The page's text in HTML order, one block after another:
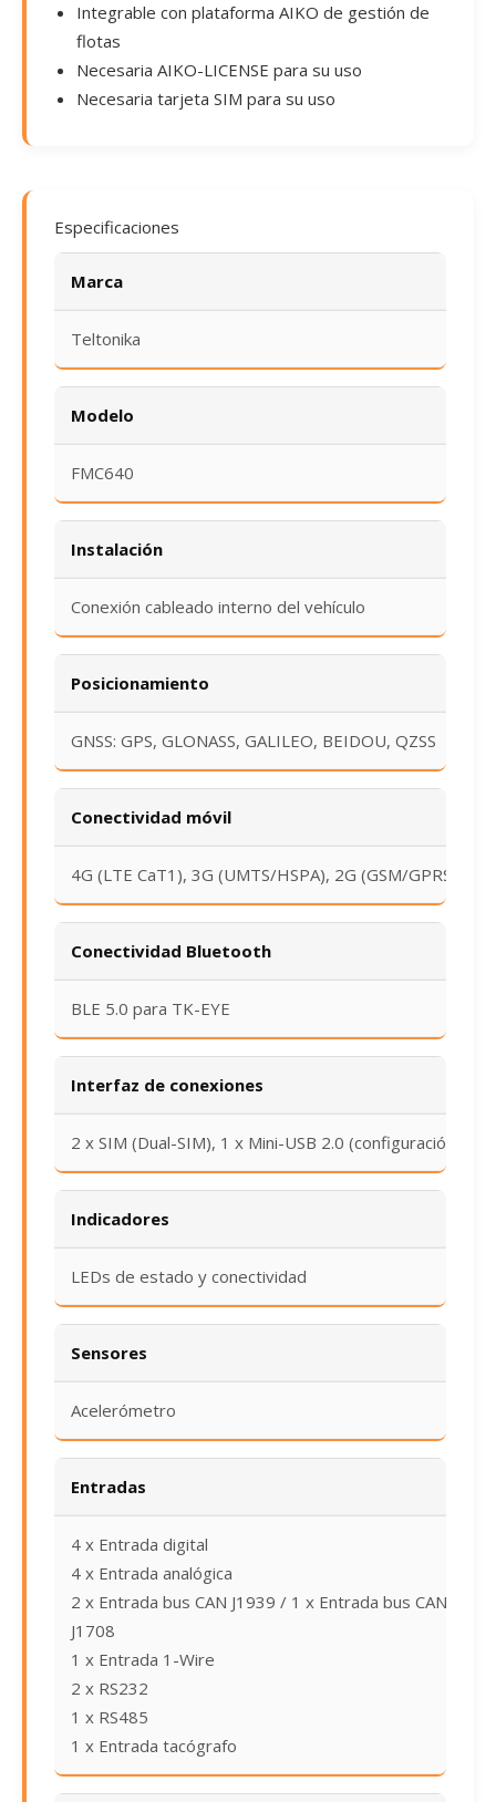
Integrable con plataforma AIKO de gestión de
flotas
Necesaria AIKO-LICENSE para su uso
Necesaria tarjeta SIM para su uso
Especificaciones
Marca
Teltonika
Modelo
FMC640
Instalación
Conexión cableado interno del vehículo
Posicionamiento
GNSS: GPS, GLONASS, GALILEO, BEIDOU, QZSS
Conectividad móvil
4G (LTE CaT1), 3G (UMTS/HSPA), 2G (GSM/GPRS)
Conectividad Bluetooth
BLE 5.0 para TK-EYE
Interfaz de conexiones
2 x SIM (Dual-SIM), 1 x Mini-USB 2.0 (configuración)
Indicadores
LEDs de estado y conectividad
Sensores
Acelerómetro
Entradas
4 x Entrada digital
4 x Entrada analógica
2 x Entrada bus CAN J1939 / 1 x Entrada bus CAN
J1708
1 x Entrada 1-Wire
2 x RS232
1 x RS485
1 x Entrada tacógrafo